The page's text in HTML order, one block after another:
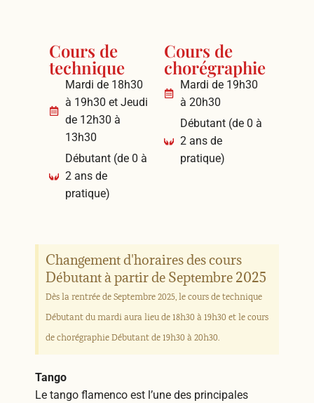
Cours de
technique
Mardi de 18h30
à 19h30 et Jeudi
de 12h30 à
13h30
Débutant (de 0 à
2 ans de
pratique)
Cours de
chorégraphie
Mardi de 19h30
à 20h30
Débutant (de 0 à
2 ans de
pratique)
Changement d'horaires des cours
Débutant à partir de Septembre 2025
Dès la rentrée de Septembre 2025, le cours de technique
Débutant du mardi aura lieu de 18h30 à 19h30 et le cours
de chorégraphie Débutant de 19h30 à 20h30.
Tango
Le tango flamenco est l’une des principales